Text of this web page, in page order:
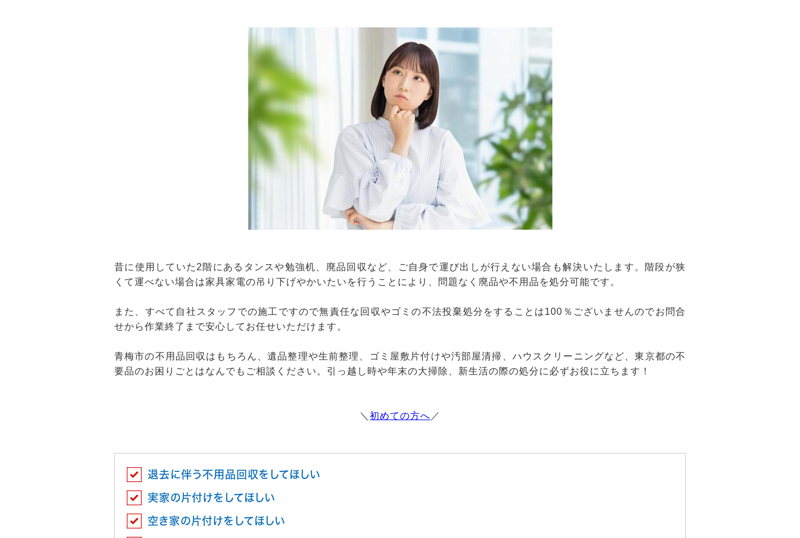
昔に使用していた2階にあるタンスや勉強机、廃品回収など、ご自身で運び出しが行えない場合も解決いたします。階段が狭
くて運べない場合は家具家電の吊り下げやかいたいを行うことにより、問題なく廃品や不用品を処分可能です。
また、すべて自社スタッフでの施工ですので無責任な回収やゴミの不法投棄処分をすることは100％ございませんのでお問合
せから作業終了まで安心してお任せいただけます。
青梅市の不用品回収はもちろん、遺品整理や生前整理、ゴミ屋敷片付けや汚部屋清掃、ハウスクリーニングなど、東京都の不
要品のお困りごとはなんでもご相談ください。引っ越し時や年末の大掃除、新生活の際の処分に必ずお役に立ちます！
＼ 初めての方へ ／
退去に伴う不用品回収をしてほしい
実家の片付けをしてほしい
空き家の片付けをしてほしい